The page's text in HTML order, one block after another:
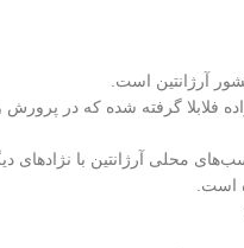
آرژانتین است.
فلابلا گرفته شده که در
محلی آرژانتین با نژادهای
است.